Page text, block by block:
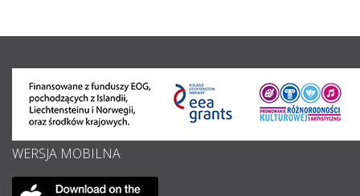
WERSJA MOBILNA